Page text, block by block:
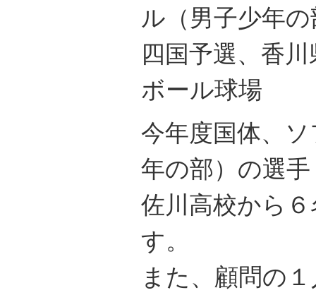
ル（男子少年
四国予選、香
ボール球場
今年度国体、
年の部）の選
佐川高校から
す。
また、顧問の